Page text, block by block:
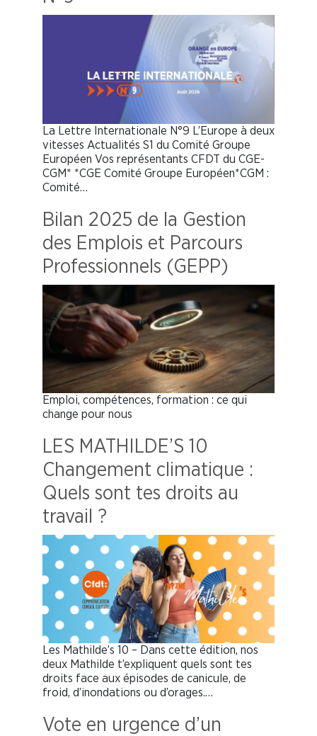
La Lettre Internationale N°9 L’Europe à deux
vitesses Actualités S1 du Comité Groupe
Européen Vos représentants CFDT du CGE-
CGM* *CGE Comité Groupe Européen*CGM :
Comité…
Bilan 2025 de la Gestion
des Emplois et Parcours
Professionnels (GEPP)
Emploi, compétences, formation : ce qui
change pour nous
LES MATHILDE’S 10
Changement climatique :
Quels sont tes droits au
travail ?
Les Mathilde’s 10 – Dans cette édition, nos
deux Mathilde t’expliquent quels sont tes
droits face aux épisodes de canicule, de
froid, d’inondations ou d’orages.…
Vote en urgence d’un